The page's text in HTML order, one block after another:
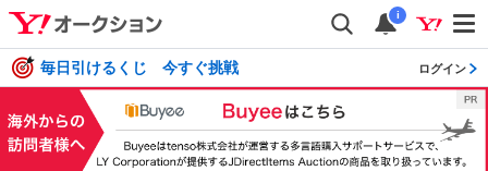
i
毎日引けるくじ 今すぐ挑戦 ログイン